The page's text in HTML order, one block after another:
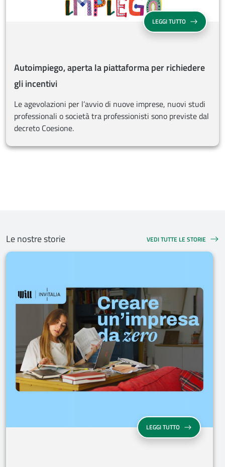
LEGGI TUTTO
Autoimpiego, aperta la piattaforma per richiedere
gli incentivi
Le agevolazioni per l’avvio di nuove imprese, nuovi studi
professionali o società tra professionisti sono previste dal
decreto Coesione.
Le nostre storie VEDI TUTTE LE STORIE
LEGGI TUTTO